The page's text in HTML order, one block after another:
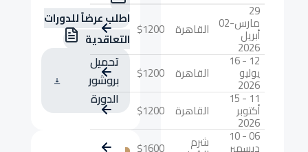
اطلب عرضاً للدورات
التعاقدية
تحميل
بروشور
الدورة
29
مارس-02
أبريل
2026
القاهرة $1200
12 - 16
يوليو
2026
القاهرة $1200
11 - 15
أكتوبر
2026
القاهرة $1200
06 - 10
شرم